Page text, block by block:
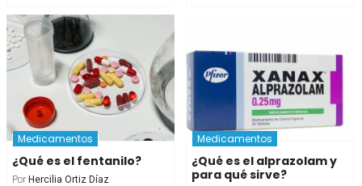
Medicamentos
¿Qué es el fentanilo?
Por Hercilia Ortiz Díaz
Medicamentos
¿Qué es el alprazolam y
para qué sirve?